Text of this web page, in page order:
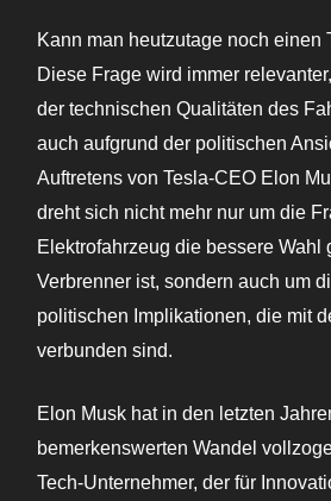
Kann man heutzutage noch einen
Diese Frage wird immer
der technischen Qualitäten des
auch aufgrund der politischen
Auftretens von Tesla-CEO Elon
dreht sich nicht mehr nur um die
Elektrofahrzeug die bessere Wahl
Verbrenner ist, sondern auch um
politischen Implikationen, die mit
verbunden sind.
Elon Musk hat in den letzten
bemerkenswerten Wandel
Tech-Unternehmer, der für